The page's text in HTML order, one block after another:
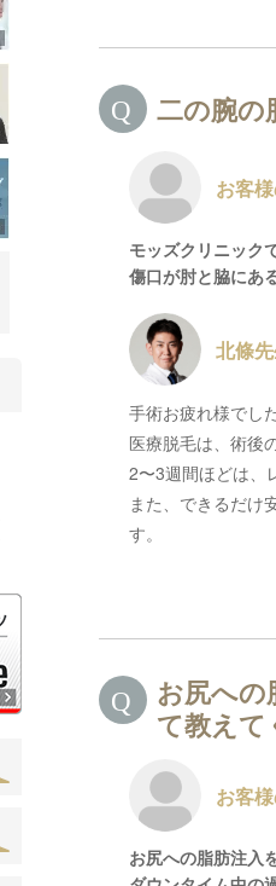
二の腕の
お客
モッズクリニック
傷口が肘と脇にあ
北條
手術お疲れ様でした
医療脱毛は、術後
2〜3週間ほどは、
また、できるだけ
す。
お尻への
て教えて
お客
お尻への脂肪注入